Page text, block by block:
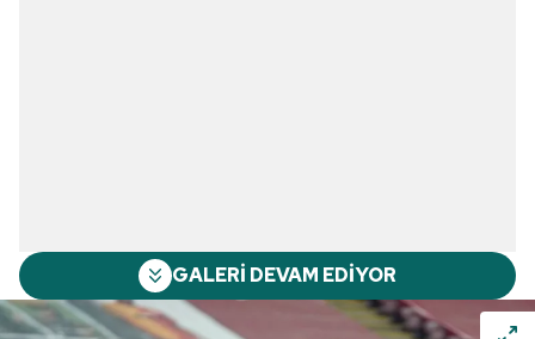
GALERİ DEVAM EDİYOR